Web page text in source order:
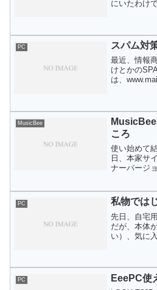
にいたわけ
パーテーシ
PC スパム対
最近、情報
けとかの
は、
ても繋がら
MusicBee
ころ
使い始めて
日、本家サ
ナーバージ
になって一
+Wavファ
PC 私物では
先日、自宅
だが、本体
い）、気に
使ったこと
となる光学
PC EeePC使